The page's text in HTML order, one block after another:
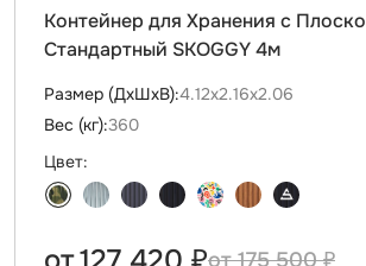
Контейнер для Хранения с
Стандартный SKOGGY 4м
Размер (ДxШxВ):4.12х2.16х2.06
Вес (кг):360
Цвет:
175 500 ₽